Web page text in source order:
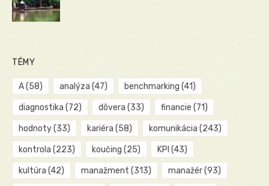
TÉMY
A(58) analýza (47) benchmarking (41)
diagnostika (72) dôvera (33) financie (71)
hodnoty(33) kariéra (58) komunikácia (243)
kontrola (223) koučing (25) KPI (43)
kultúra (42) manažment (313) manažér(93)